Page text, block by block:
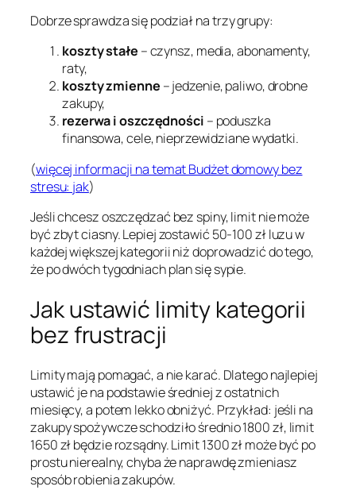
Dobrze sprawdza się podział na trzy grupy:
koszty stałe – czynsz, media, abonamenty,
raty,
koszty zmienne – jedzenie, paliwo, drobne
zakupy,
rezerwa i oszczędności – poduszka
finansowa, cele, nieprzewidziane wydatki.
(więcej informacji na temat Budżet domowy bez
stresu: jak)
Jeśli chcesz oszczędzać bez spiny, limit nie może
być zbyt ciasny. Lepiej zostawić 50-100 zł luzu w
każdej większej kategorii niż doprowadzić do tego,
że po dwóch tygodniach plan się sypie.
Jak ustawić limity kategorii
bez frustracji
Limity mają pomagać, a nie karać. Dlatego najlepiej
ustawić je na podstawie średniej z ostatnich
miesięcy, a potem lekko obniżyć. Przykład: jeśli na
zakupy spożywcze schodziło średnio 1800 zł, limit
1650 zł będzie rozsądny. Limit 1300 zł może być po
prostu nierealny, chyba że naprawdę zmieniasz
sposób robienia zakupów.